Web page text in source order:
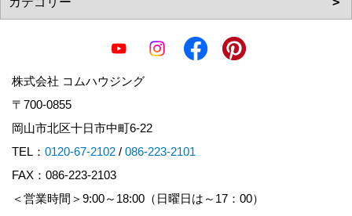
株式会社 コムハウジング
〒700-0855
岡山市北区十日市中町6-22
TEL： 0120-67-2102 / 086-223-2101
FAX：086-223-2103
＜営業時間＞9:00～18:00（日曜日は～17：00）